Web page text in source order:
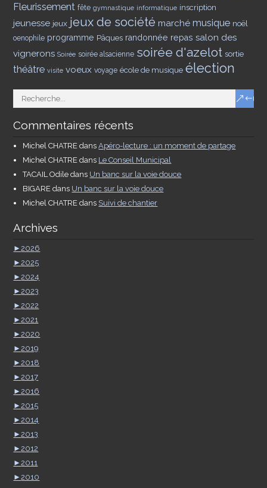
Fleurissement fête gymnastique informatique inscription
jeunesse jeux jeux de société marché musique noël
oenophile programme Pâques randonnée repas salon des
vignerons Soirée soirée alsacienne soirée d'azelot sortie
théâtre visite voeux voyage école de musique élection
Commentaires récents
Michel CHATRE dansApéro-lecture : un moment de partage
Michel CHATRE dans Le Conseil Municipal
TACAIL Odile dans Un banc sur la voie douce
BIGARE dans Un banc sur la voie douce
Michel CHATRE dans Suivi de chantier
Archives
►2026
►2025
►2024
►2023
►2022
►2021
►2020
►2019
►2018
►2017
►2016
►2015
►2014
►2013
►2012
►2011
►2010